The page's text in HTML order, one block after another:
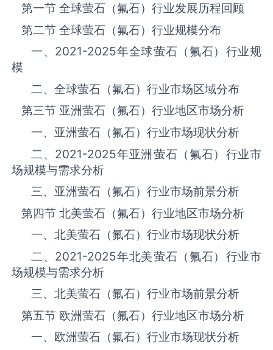
第一节 全球‌‌‌‌‌‌‌萤石（氟石）‌‌‌‌‌‌‌‌‌‌‌‌‌‌‌‌‌‌‌行业发展历程回顾
第二节 全球‌‌‌‌‌‌‌萤石（氟石）‌‌‌‌‌‌‌‌‌‌‌‌‌‌‌‌‌‌‌行业规模分布
一、 2021-2025年全球‌‌‌‌‌‌‌萤石（氟石）‌‌‌‌‌‌‌‌‌‌‌‌‌‌‌‌‌‌‌行业规
模
二、全球‌‌‌‌‌‌‌萤石（氟石）‌‌‌‌‌‌‌‌‌‌‌‌‌‌‌‌‌‌‌行业市场区域分布
第三节 亚洲‌‌‌‌‌‌‌萤石（氟石）‌‌‌‌‌‌‌‌‌‌‌‌‌‌‌‌‌‌‌行业地区市场分析
一、亚洲‌‌‌‌‌‌‌萤石（氟石）‌‌‌‌‌‌‌‌‌‌‌‌‌‌‌‌‌‌‌行业市场现状分析
二、 2021-2025年亚洲‌‌‌‌‌‌‌萤石（氟石）‌‌‌‌‌‌‌‌‌‌‌‌‌‌‌‌‌‌‌行业市
场规模与需求分析
三、亚洲‌‌‌‌‌‌‌萤石（氟石）‌‌‌‌‌‌‌‌‌‌‌‌‌‌‌‌‌‌‌行业市场前景分析
第四节 北美‌‌‌‌‌‌‌萤石（氟石）‌‌‌‌‌‌‌‌‌‌‌‌‌‌‌‌‌‌‌行业地区市场分析
一、北美‌‌‌‌‌‌‌萤石（氟石）‌‌‌‌‌‌‌‌‌‌‌‌‌‌‌‌‌‌‌行业市场现状分析
二、 2021-2025年北美‌‌‌‌‌‌‌萤石（氟石）‌‌‌‌‌‌‌‌‌‌‌‌‌‌‌‌‌‌‌行业市
场规模与需求分析
三、北美‌‌‌‌‌‌‌萤石（氟石）‌‌‌‌‌‌‌‌‌‌‌‌‌‌‌‌‌‌‌行业市场前景分析
第五节 欧洲‌‌‌‌‌‌‌萤石（氟石）‌‌‌‌‌‌‌‌‌‌‌‌‌‌‌‌‌‌‌行业地区市场分析
一、欧洲‌‌‌‌‌‌‌萤石（氟石）‌‌‌‌‌‌‌‌‌‌‌‌‌‌‌‌‌‌‌行业市场现状分析